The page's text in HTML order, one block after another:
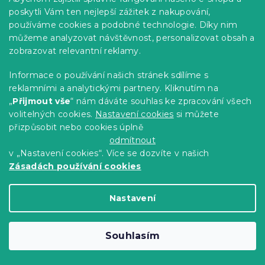
poskytli Vám ten nejlepší zážitek z nakupování,
používáme cookies a podobné technologie. Díky nim
můžeme analyzovat návštěvnost, personalizovat obsah a
zobrazovat relevantní reklamy.
Informace o používání našich stránek sdílíme s
reklamními a analytickými partnery. Kliknutím na
„Přijmout vše“ nám dáváte souhlas ke zpracování všech
volitelných cookies. Nastavení cookies si můžete
přizpůsobit nebo cookies úplně
odmítnout
v „Nastavení cookies“. Více se dozvíte v našich
Zásadách používání cookies
Nastavení
Souhlasím
Povlečení z mikrovlákna LANTA hnědé
Skladem (>10 ks)
-15 % s kódem: